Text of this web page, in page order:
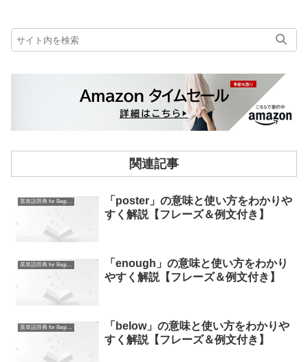
関連記事
英単語辞典 for Beginners
「poster」の意味と使い方をわかりや
すく解説【フレーズ＆例文付き】
英単語辞典 for Beginners
「enough」の意味と使い方をわかり
やすく解説【フレーズ＆例文付き】
英単語辞典 for Beginners
「below」の意味と使い方をわかりや
すく解説【フレーズ＆例文付き】